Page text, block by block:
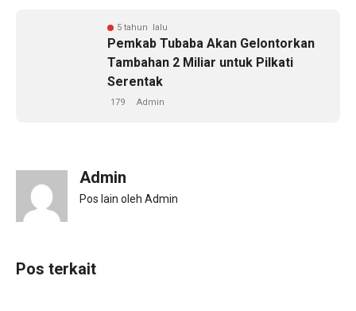
5 tahun lalu
Pemkab Tubaba Akan Gelontorkan
Tambahan 2 Miliar untuk Pilkati
Serentak
179 Admin
Admin
Pos lain oleh Admin
Pos terkait